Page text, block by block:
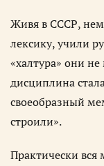
Живя в СССР,
лексику, учили
«халтура» они
дисциплина
своеобразный
строили».
Практически вся